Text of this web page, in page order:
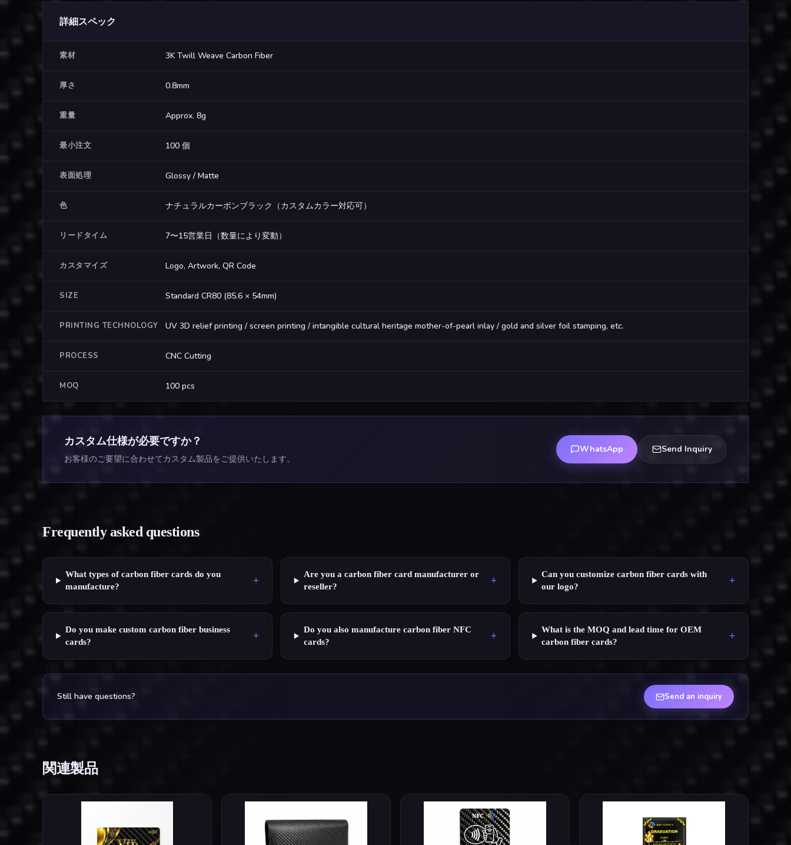
詳細スペック
素材 3K Twill Weave Carbon Fiber
厚さ 0.8mm
重量 Approx. 8g
最小注文 100 個
表面処理 Glossy / Matte
色 ナチュラルカーボンブラック（カスタムカラー対応可）
リードタイム 7〜15営業日（数量により変動）
カスタマイズ Logo, Artwork, QR Code
SIZE Standard CR80 (85.6 × 54mm)
PRINTING TECHNOLOGY UV 3D relief printing / screen printing / intangible cultural heritage mother-of-pearl inlay / gold and silver foil stamping, etc.
PROCESS CNC Cutting
MOQ 100 pcs
カスタム仕様が必要ですか？
お客様のご要望に合わせてカスタム製品をご提供いたします。
WhatsApp Send Inquiry
Frequently asked questions
What types of carbon fiber cards do you
manufacture?
+
Are you a carbon fiber card manufacturer or
reseller?
+
Can you customize carbon fiber cards with
our logo?
+
Do you make custom carbon fiber business
cards?
+
Do you also manufacture carbon fiber NFC
cards?
+
What is the MOQ and lead time for OEM
carbon fiber cards?
+
Still have questions? Send an inquiry
関連製品